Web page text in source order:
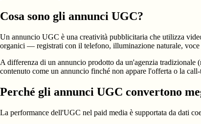
Cosa sono gli annunci UGC?
Un annuncio UGC è una creatività pubblicitaria che utilizza
organici — registrati con il telefono, illuminazione naturale,
A differenza di un annuncio prodotto da un'agenzia
contenuto come un annuncio finché non appare l'offerta o la
Perché gli annunci UGC convertono
La performance dell'UGC nel paid media è supportata da dati